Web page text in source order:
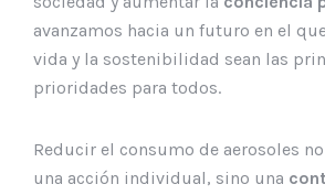
avanzamos hacia un futuro en el
vida y la sostenibilidad sean las
prioridades para todos.
Reducir el consumo de aerosoles
una acción individual, sino una